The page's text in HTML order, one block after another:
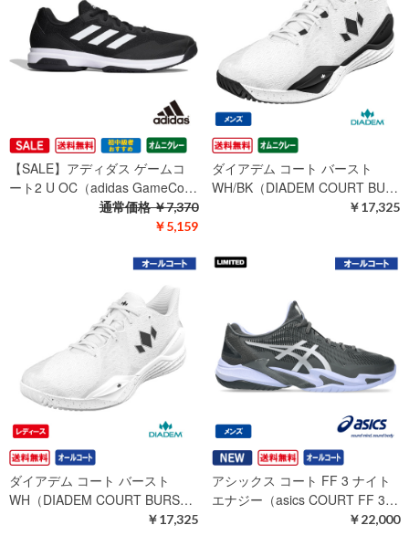
【SALE】アディダス ゲームコ
ート2 U OC（adidas GameCo…
￥5,159
通常価格￥7,370
ダイアデム コート バースト
WH/BK（DIADEM COURT BU…
￥17,325
ダイアデム コート バースト
WH（DIADEM COURT BURS…
￥17,325
アシックス コート FF 3 ナイト
エナジー（asics COURT FF 3…
￥22,000